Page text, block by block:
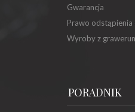
Gwarancja
Prawo
Wyroby z
PORADNIK